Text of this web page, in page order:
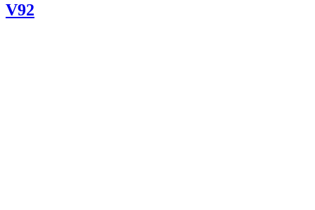
V92